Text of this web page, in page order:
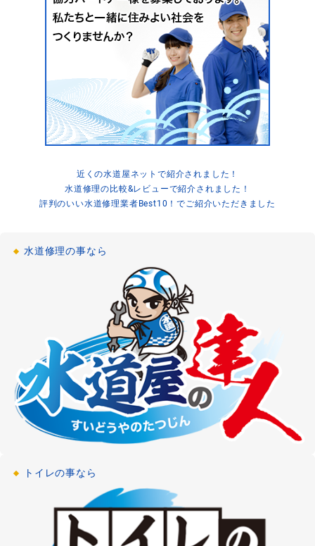
2021-03-07
お風呂の水が流れない
[神奈川県川崎市川崎区]
2021-03-05
浴室詰まり
お風呂のシャワーホースの水漏れ修理
「千葉県船橋市」
浴室水漏れ
お風呂の蛇口の水漏れ修理
[大阪府大阪市浪速区]
お風呂の排水詰まり修理
[東京都武蔵野市]
2021-02-12
浴室・お風呂のリフォーム
[神奈川県大和市]
2021-02-12
給湯器修理
浴室・お風呂の給湯器修理・交換
[埼玉県越谷市]
近くの水道屋ネットで紹介されました！
水道修理の比較&レビューで紹介されました！
評判のいい水道修理業者Best10！でご紹介いただきました
水道修理の事なら
トイレの事なら